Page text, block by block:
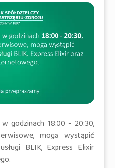
godzinach 18:00 - 20:30,
mogą wystąpić
BLIK, Express Elixir